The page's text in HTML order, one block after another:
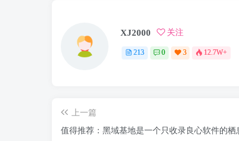
XJ2000 关注
213 0 3
12.7W+
上一篇
值得推荐：黑域基地是一个只收录良心软件的栖